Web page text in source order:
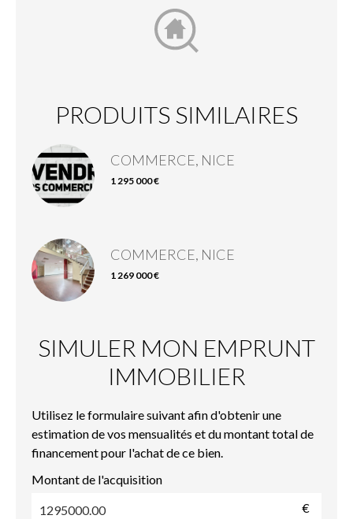
PRODUITS SIMILAIRES
COMMERCE, NICE
1 295 000 €
COMMERCE, NICE
1 269 000 €
SIMULER MON EMPRUNT
IMMOBILIER
Utilisez le formulaire suivant afin d'obtenir une
estimation de vos mensualités et du montant total de
financement pour l'achat de ce bien.
Montant de l'acquisition
€